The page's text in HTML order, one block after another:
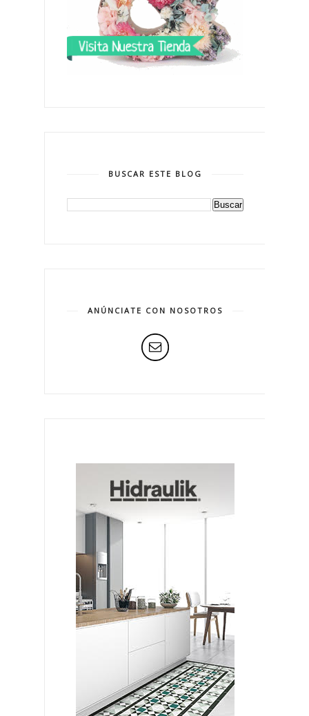
BUSCAR ESTE BLOG
ANÚNCIATE CON NOSOTROS